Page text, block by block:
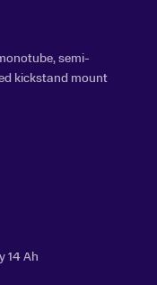
semi-
kickstand mount
14 Ah